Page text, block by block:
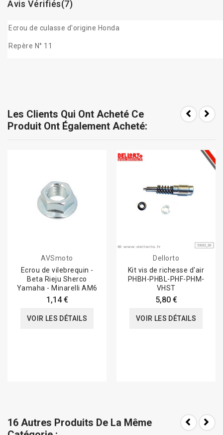
Avis Vérifiés(7)
Ecrou de culasse d'origine Honda
Repère N° 11
Les Clients Qui Ont Acheté Ce
Produit Ont Également Acheté:
AVSmoto
Ecrou de vilebrequin -
Beta Rieju Sherco
Yamaha - Minarelli AM6
1,14 €
VOIR LES DÉTAILS
Dellorto
Kit vis de richesse d'air
PHBH-PHBL-PHF-PHM-
VHST
5,80 €
VOIR LES DÉTAILS
16 Autres Produits De La Même